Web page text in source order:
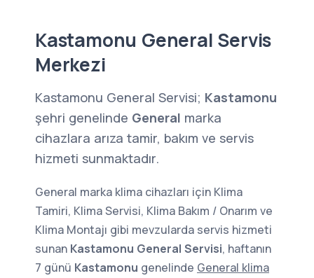
Kastamonu General Servis
Merkezi
Kastamonu General Servisi; Kastamonu
şehri genelinde General marka
cihazlara arıza tamir, bakım ve servis
hizmeti sunmaktadır.
General marka klima cihazları için Klima
Tamiri, Klima Servisi, Klima Bakım / Onarım ve
Klima Montajı gibi mevzularda servis hizmeti
sunan Kastamonu General Servisi, haftanın
7 günü Kastamonu genelinde General klima